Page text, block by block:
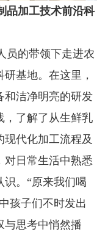
品加工技术前沿科
员的带领下走进农
基地。在这里，
和洁净明亮的研发
，了解了从生鲜乳
代化加工流程及
对日常生活中熟悉
。 “原来我们喝
孩子们不时发出
与思考中悄然播